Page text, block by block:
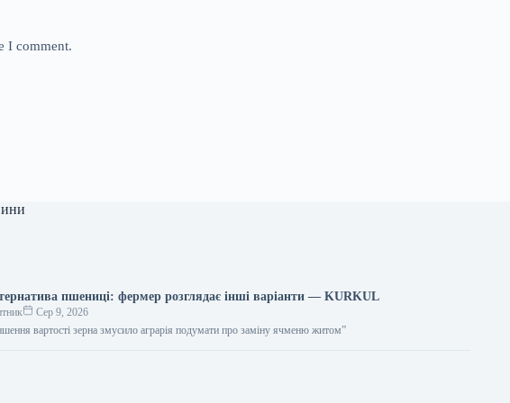
I comment.
пшениці: фермер розглядає інші варіанти — KURKUL
Сер 9, 2026
вартості зерна змусило аграрія подумати про заміну ячменю житом”